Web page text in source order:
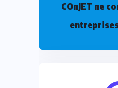
COnJET ne